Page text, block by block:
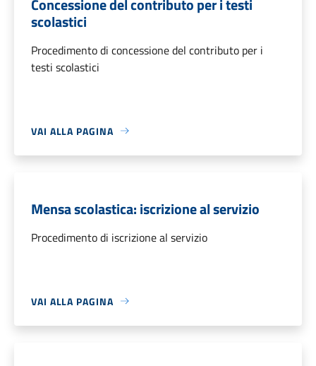
scolastici
Procedimento di concessione del contributo per i
testi scolastici
VAI ALLA PAGINA
Mensa scolastica: iscrizione al servizio
Procedimento di iscrizione al servizio
VAI ALLA PAGINA